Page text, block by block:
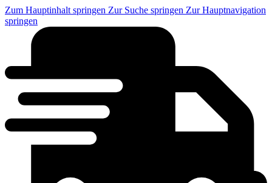
Zum Hauptinhalt springen Zur Suche springen Zur Hauptnavigation
springen